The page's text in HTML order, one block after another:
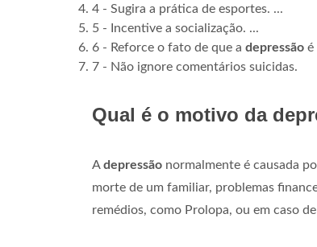
4 - Sugira a prática de esportes. ...
5 - Incentive a socialização. ...
6 - Reforce o fato de que a depressão é
7 - Não ignore comentários suicidas.
Qual é o motivo da
Adepressão normalmente é causada
morte de um familiar, problemas
remédios, como Prolopa, ou em caso